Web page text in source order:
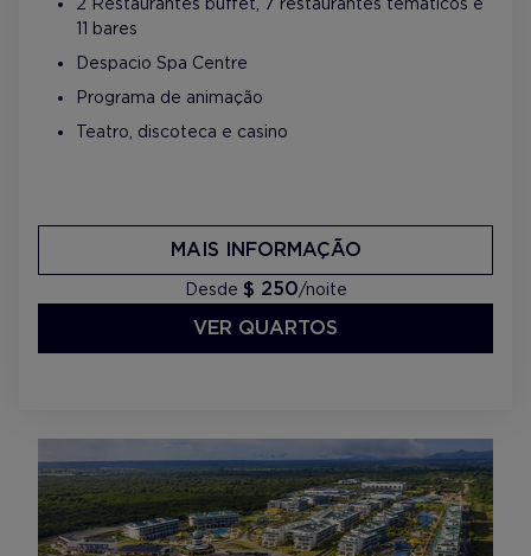
11 bares
Despacio Spa Centre
Programa de animação
Teatro, discoteca e casino
Desde $ 250/noite
MAIS INFORMAÇÃO
VER QUARTOS